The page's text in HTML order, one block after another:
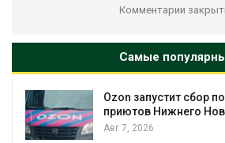
Комментарии
Самые
Ozon запустит сбор
приютов Нижнего
Авг 7, 2026